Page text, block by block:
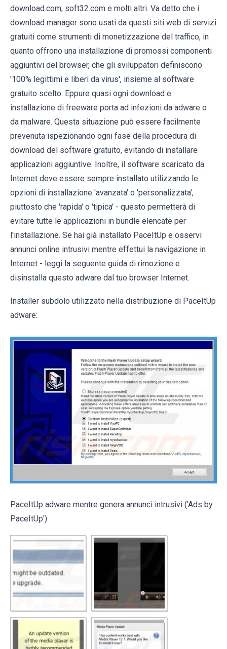
download.com, soft32.com e molti altri. Va detto che i
download manager sono usati da questi siti web di servizi
gratuiti come strumenti di monetizzazione del traffico, in
quanto offrono una installazione di promossi componenti
aggiuntivi del browser, che gli sviluppatori definiscono
'100% legittimi e liberi da virus', insieme al software
gratuito scelto. Eppure quasi ogni download e
installazione di freeware porta ad infezioni da adware o
da malware. Questa situazione può essere facilmente
prevenuta ispezionando ogni fase della procedura di
download del software gratuito, evitando di installare
applicazioni aggiuntive. Inoltre, il software scaricato da
Internet deve essere sempre installato utilizzando le
opzioni di installazione 'avanzata' o 'personalizzata',
piuttosto che 'rapida' o 'tipica' - questo permetterà di
evitare tutte le applicazioni in bundle elencate per
l'installazione. Se hai già installato PaceItUp e osservi
annunci online intrusivi mentre effettui la navigazione in
Internet - leggi la seguente guida di rimozione e
disinstalla questo adware dal tuo browser Internet.
Installer subdolo utilizzato nella distribuzione di PaceItUp
adware:
PaceItUp adware mentre genera annunci intrusivi ('Ads by
PaceItUp'):